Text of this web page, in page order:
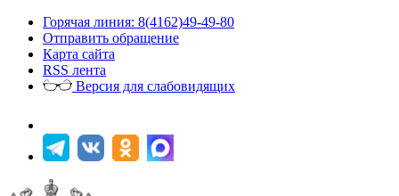
Горячая линия: 8(4162)49-49-80
Отправить обращение
Карта сайта
RSS лента
Версия для слабовидящих